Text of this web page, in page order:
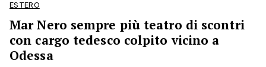
ESTERO
Mar Nero sempre più teatro di scontri
con cargo tedesco colpito vicino a
Odessa